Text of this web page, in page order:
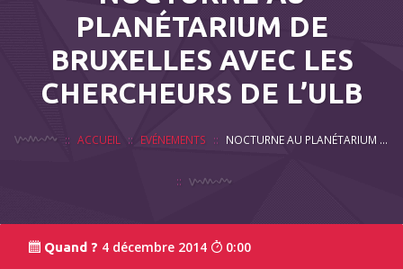
PLANÉTARIUM DE
BRUXELLES AVEC LES
CHERCHEURS DE L’ULB
ACCUEIL EVÉNEMENTS NOCTURNE AU PLANÉTARIUM DE BRUXELLES AVEC LES CHERCHEURS DE L’ULB
Quand ? 4 décembre 2014 0:00